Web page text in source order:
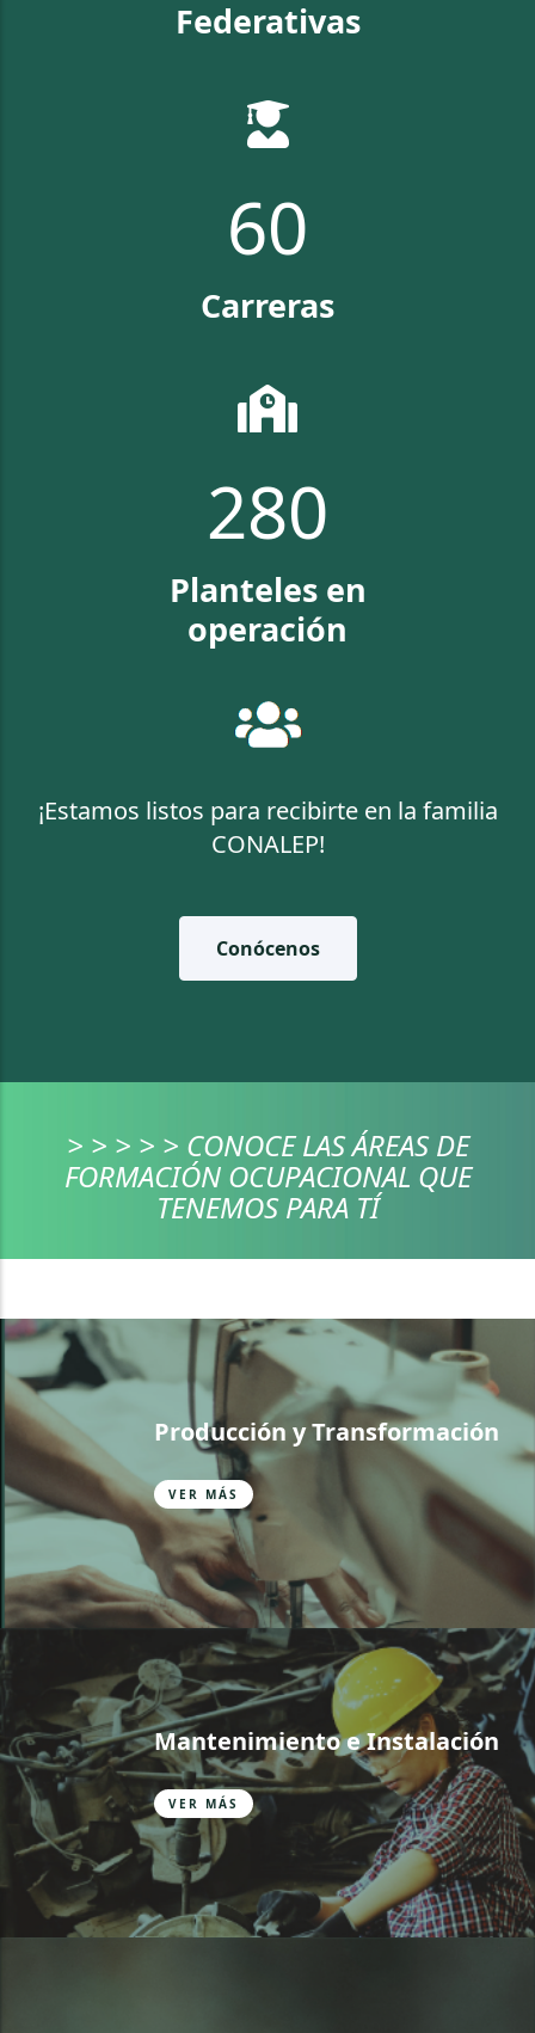
Federativas
67
Carreras
313
Planteles en
operación
¡Estamos listos para recibirte en la familia
CONALEP!
Conócenos
> > > > > CONOCE LAS ÁREAS DE
FORMACIÓN OCUPACIONAL QUE
TENEMOS PARA TÍ
Producción y Transformación
VER MÁS
Mantenimiento e Instalación
VER MÁS